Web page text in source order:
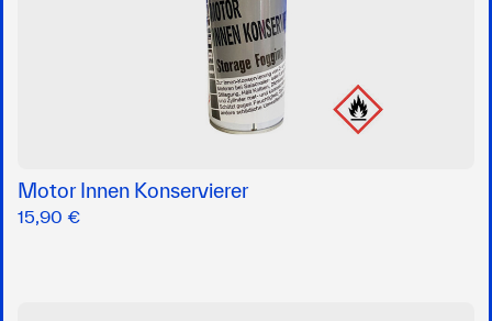
Motor Innen Konservierer
15,90 €